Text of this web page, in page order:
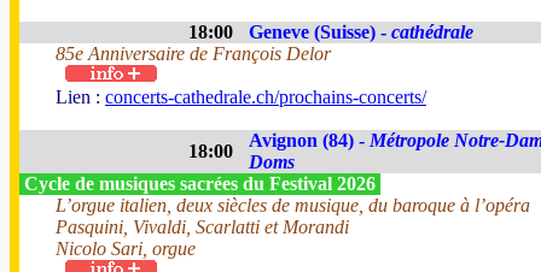
18:00 Geneve (Suisse) - cathédrale
85e Anniversaire de François Delor
Lien : concerts-cathedrale.ch/prochains-concerts/
18:00
Avignon (84) - Métropole Notre-
Doms
Cycle de musiques sacrées du Festival 2026
L’orgue italien, deux siècles de musique, du baroque à l’opéra
Pasquini, Vivaldi, Scarlatti et Morandi
Nicolo Sari, orgue